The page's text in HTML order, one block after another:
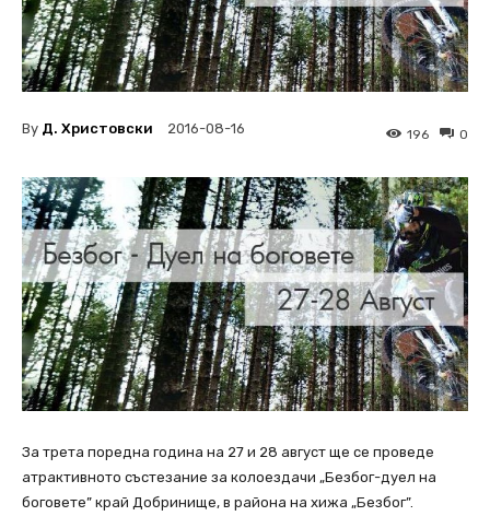
By Д. Христовски 2016-08-16 0
196
За трета поредна година на 27 и 28 август ще се проведе
атрактивното състезание за колоездачи „Безбог-дуел на
боговете” край Добринище, в района на хижа „Безбог”.